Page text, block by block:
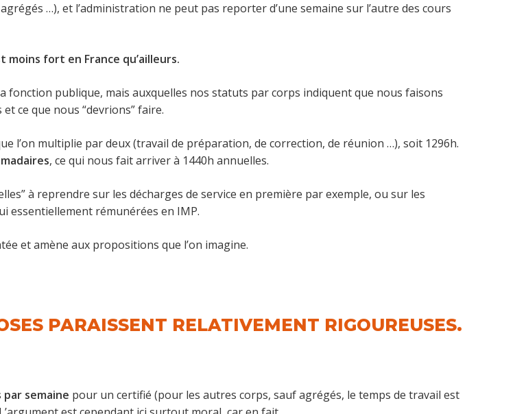
…), et l’administration ne peut pas reporter d’une semaine sur l’autre des cours
moins fort en France qu’ailleurs.
fonction publique, mais auxquelles nos statuts par corps indiquent que nous faisons
ce que nous “devrions” faire.
l’on multiplie par deux (travail de préparation, de correction, de réunion …), soit 1296h.
, ce qui nous fait arriver à 1440h annuelles.
à reprendre sur les décharges de service en première par exemple, ou sur les
essentiellement rémunérées en IMP.
et amène aux propositions que l’on imagine.
PARAISSENT RELATIVEMENT RIGOUREUSES.
par semaine pour un certifié (pour les autres corps, sauf agrégés, le temps de travail est